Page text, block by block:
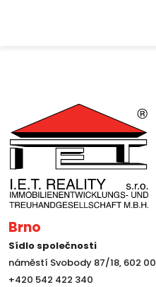
Brno
Sídlo společnosti
náměstí Svobody 87/18, 602 00
+420 542 422 340